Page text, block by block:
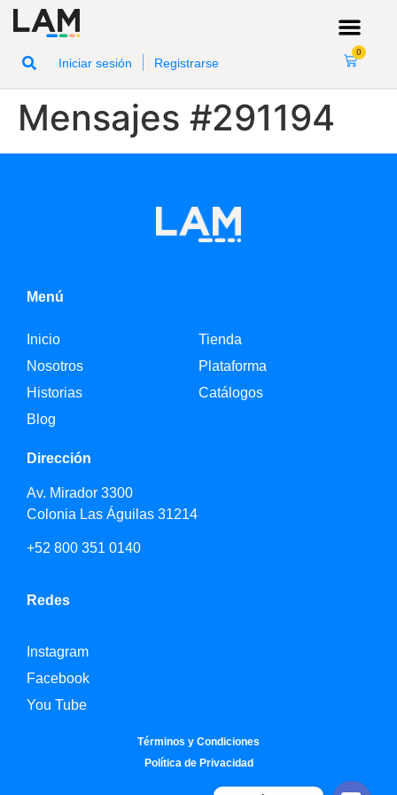
Iniciar sesión Registrarse
0
Mensajes #291194
Menú
Inicio
Nosotros
Historias
Blog
Tienda
Plataforma
Catálogos
Dirección
Av. Mirador 3300
Colonia Las Águilas 31214
+52 800 351 0140
Redes
Instagram
Facebook
You Tube
Términos y Condiciones
Política de Privacidad